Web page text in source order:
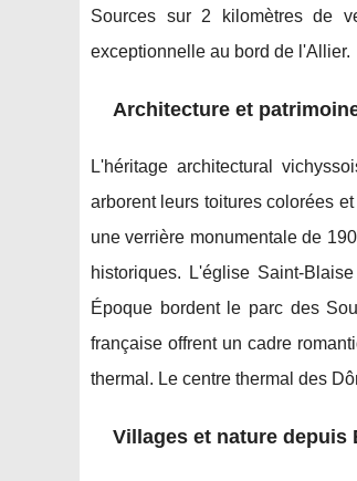
Sources sur 2 kilomètres de
exceptionnelle au bord de l'Allier.
Architecture et
L'héritage architectural
arborent leurs toitures colorées
une verrière monumentale de
historiques. L'église Saint-
Époque bordent le parc des
française offrent un cadre
thermal. Le centre thermal des
Villages et nature depuis